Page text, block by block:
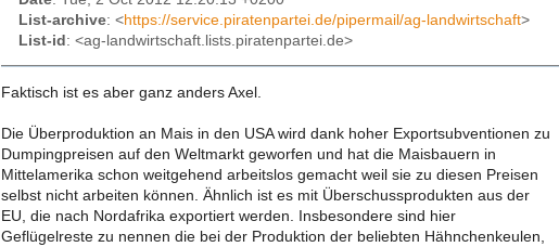
List-archive: <https://service.piratenpartei.de/pipermail/ag-landwirtschaft>
List-id : <ag-landwirtschaft.lists.piratenpartei.de>
Faktisch ist es aber ganz anders Axel.
Die Überproduktion an Mais in den USA wird dank hoher Exportsubventionen zu
Dumpingpreisen auf den Weltmarkt geworfen und hat die Maisbauern in
Mittelamerika schon weitgehend arbeitslos gemacht weil sie zu diesen Preisen
selbst nicht arbeiten können. Ähnlich ist es mit Überschussprodukten aus der
EU, die nach Nordafrika exportiert werden. Insbesondere sind hier
Geflügelreste zu nennen die bei der Produktion der beliebten Hähnchenkeulen,